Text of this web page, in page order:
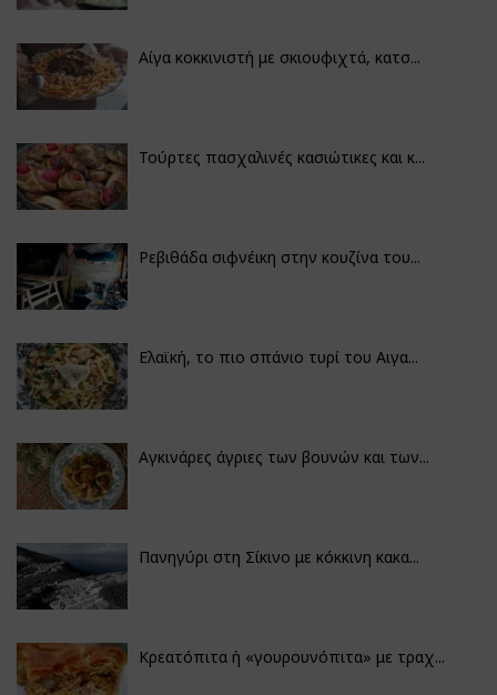
Αίγα κοκκινιστή με σκιουφιχτά, κατσ...
Τούρτες πασχαλινές κασιώτικες και κ...
Ρεβιθάδα σιφνέικη στην κουζίνα του...
Ελαϊκή, το πιο σπάνιο τυρί του Αιγα...
Αγκινάρες άγριες των βουνών και των...
Πανηγύρι στη Σίκινο με κόκκινη κακα...
Κρεατόπιτα ή «γουρουνόπιτα» με τραχ...